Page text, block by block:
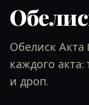
Обелиск
каждого
и дроп.